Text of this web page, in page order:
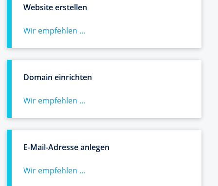
Website erstellen
Wir empfehlen ...
Domain einrichten
Wir empfehlen ...
E-Mail-Adresse anlegen
Wir empfehlen ...